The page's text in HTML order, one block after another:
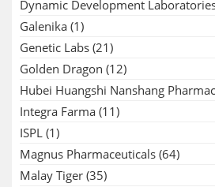
Dynamic Development
Galenika (1)
Genetic Labs (21)
Golden Dragon (12)
Hubei Huangshi Nanshang
Integra Farma (11)
ISPL (1)
Magnus Pharmaceuticals (64)
Malay Tiger (35)